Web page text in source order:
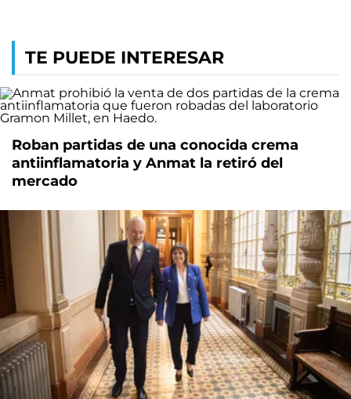
TE PUEDE INTERESAR
Roban partidas de una conocida crema
antiinflamatoria y Anmat la retiró del
mercado